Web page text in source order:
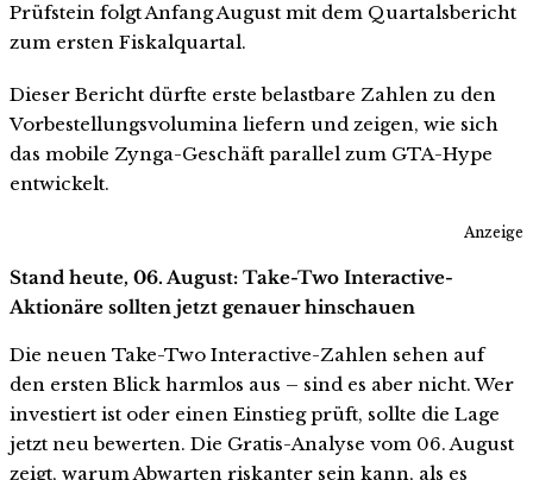
Prüfstein folgt Anfang August mit dem Quartalsbericht
zum ersten Fiskalquartal.
Dieser Bericht dürfte erste belastbare Zahlen zu den
Vorbestellungsvolumina liefern und zeigen, wie sich
das mobile Zynga-Geschäft parallel zum GTA-Hype
entwickelt.
Anzeige
Stand heute, 06. August: Take-Two Interactive-
Aktionäre sollten jetzt genauer hinschauen
Die neuen Take-Two Interactive-Zahlen sehen auf
den ersten Blick harmlos aus – sind es aber nicht. Wer
investiert ist oder einen Einstieg prüft, sollte die Lage
jetzt neu bewerten. Die Gratis-Analyse vom 06. August
zeigt, warum Abwarten riskanter sein kann, als es